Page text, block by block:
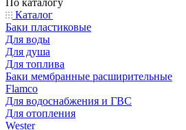
По каталогу
Каталог
Баки пластиковые
Для воды
Для душа
Для топлива
Баки мембранные расширительные
Flamco
Для водоснабжения и ГВС
Для отопления
Wester